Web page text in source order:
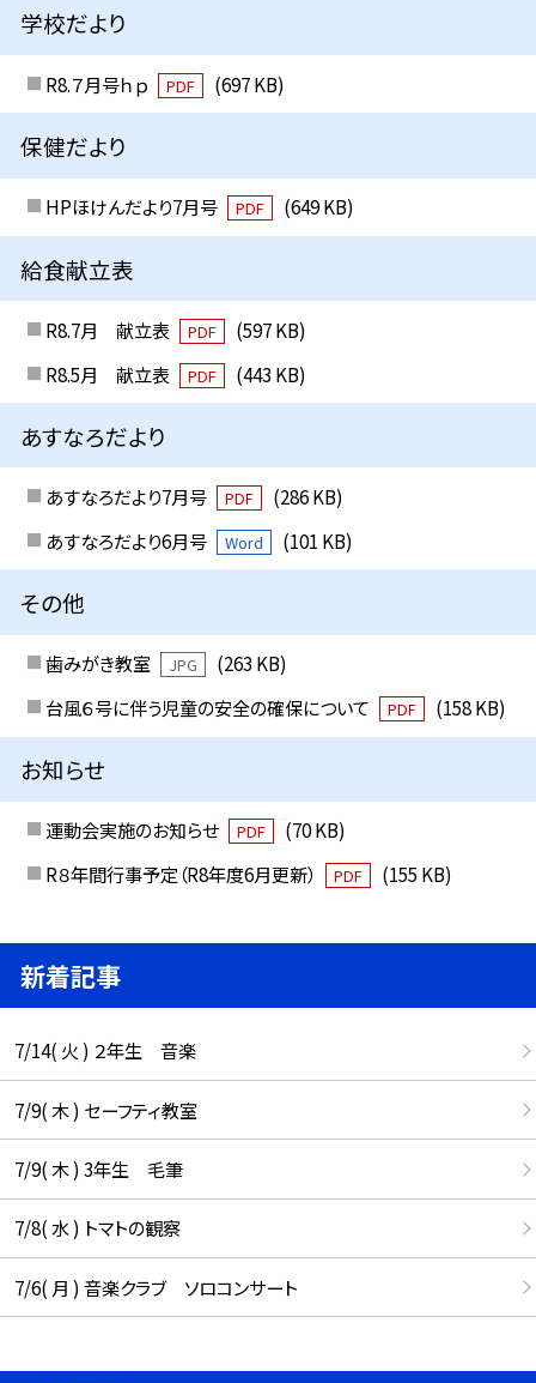
学校だより
R8.７月号ｈｐ PDF (697 KB)
保健だより
HPほけんだより7月号 PDF (649 KB)
給食献立表
R8.7月 献立表 PDF
(597 KB)
R8.5月 献立表
PDF (443 KB)
あすなろだより
あすなろだより7月号 PDF
(286 KB)
あすなろだより6月号
Word (101 KB)
その他
歯みがき教室 JPG
(263 KB)
台風６号に伴う児童の安全の確保について
PDF (158 KB)
お知らせ
運動会実施のお知らせ PDF
(70 KB)
R８年間行事予定（R8年度6月更新）
PDF (155 KB)
新着記事
7/14( 火 ) ２年生 音楽
7/9( 木 ) セーフティ教室
7/9( 木 ) 3年生 毛筆
7/8( 水 ) トマトの観察
7/6( 月 ) 音楽クラブ ソロコンサート